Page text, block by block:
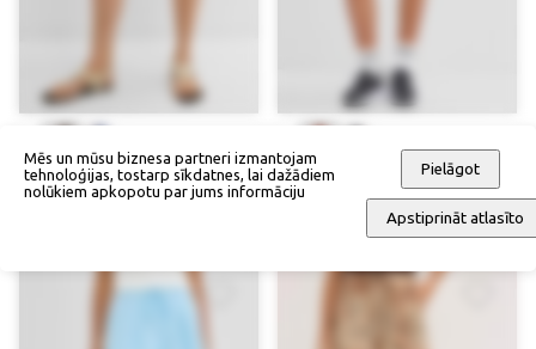
Šorti
Šorti
46,90 €
Mēs un mūsu biznesa partneri izmantojam
tehnoloģijas, tostarp sīkdatnes, lai dažādiem
nolūkiem apkopotu par jums informāciju
Pielāgot
Apstiprināt atlasīto